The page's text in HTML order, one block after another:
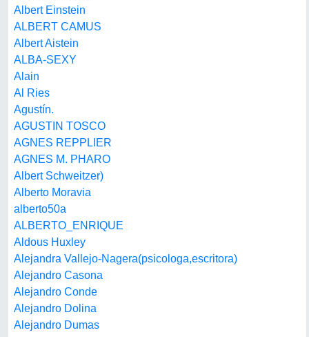
Albert Einstein
ALBERT CAMUS
Albert Aistein
ALBA-SEXY
Alain
Al Ries
Agustín.
AGUSTIN TOSCO
AGNES REPPLIER
AGNES M. PHARO
Albert Schweitzer)
Alberto Moravia
alberto50a
ALBERTO_ENRIQUE
Aldous Huxley
Alejandra Vallejo-Nagera(psicologa,escritora)
Alejandro Casona
Alejandro Conde
Alejandro Dolina
Alejandro Dumas